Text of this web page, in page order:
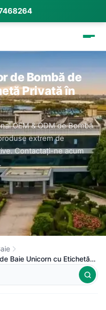
de Bombă de
Privată în
OEM & ODM de Bombă
extrem de
Contactați-ne acum
Baie Unicorn cu Etichetă